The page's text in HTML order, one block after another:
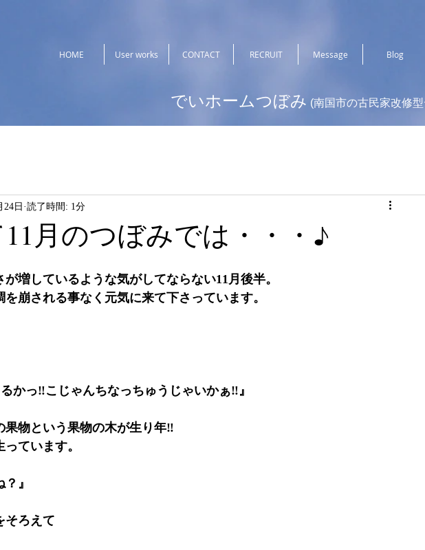
HOME User works CONTACT RECRUIT Message Blog
でいホームつぼみ (南国市の古民家改修
月のつぼみでは・・・♪
24日 読了時間: 1分
増しているような気がしてならない11月後半。
崩される事なく元気に来て下さっています。
かっ‼こじゃんちなっちゅうじゃいかぁ‼』
果物という果物の木が生り年‼
ています。
』
そろえて